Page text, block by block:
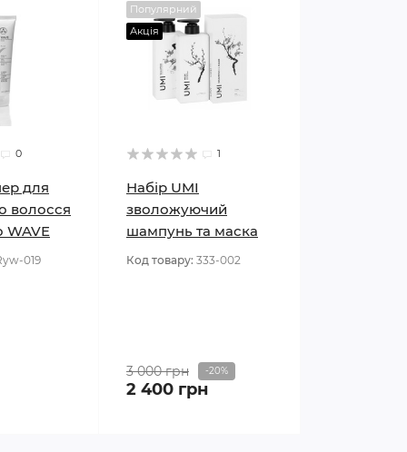
0
для
волосся
WAVE
019
Популярний
Акція
1
Набір UMI
зволожуючий
шампунь та маска
Код товару: 333-002
3 000 грн -20%
2 400 грн